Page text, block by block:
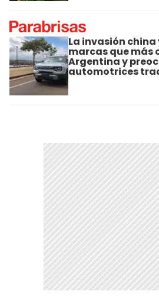
La invasión
marcas que más
Argentina y
automotrices